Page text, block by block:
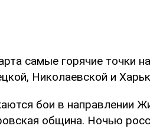
самые горячие точки
Николаевской и
бои в направлении
община. Ночью